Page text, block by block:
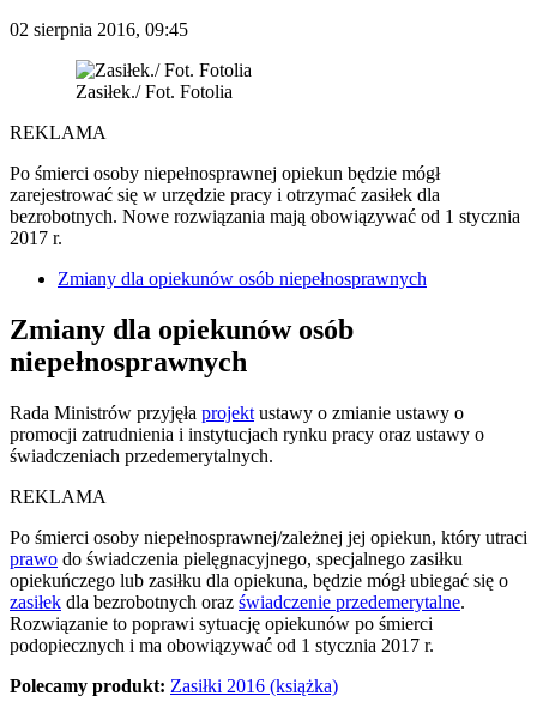
02 sierpnia 2016, 09:45
Zasiłek./ Fot. Fotolia
REKLAMA
Po śmierci osoby niepełnosprawnej opiekun będzie mógł
zarejestrować się w urzędzie pracy i otrzymać zasiłek dla
bezrobotnych. Nowe rozwiązania mają obowiązywać od 1 stycznia
2017 r.
Zmiany dla opiekunów osób niepełnosprawnych
Zmiany dla opiekunów osób
niepełnosprawnych
Rada Ministrów przyjęła projekt ustawy o zmianie ustawy o
promocji zatrudnienia i instytucjach rynku pracy oraz ustawy o
świadczeniach przedemerytalnych.
REKLAMA
Po śmierci osoby niepełnosprawnej/zależnej jej opiekun, który utraci
prawo do świadczenia pielęgnacyjnego, specjalnego zasiłku
opiekuńczego lub zasiłku dla opiekuna, będzie mógł ubiegać się o
zasiłek dla bezrobotnych oraz świadczenie przedemerytalne.
Rozwiązanie to poprawi sytuację opiekunów po śmierci
podopiecznych i ma obowiązywać od 1 stycznia 2017 r.
Polecamy produkt: Zasiłki 2016 (książka)